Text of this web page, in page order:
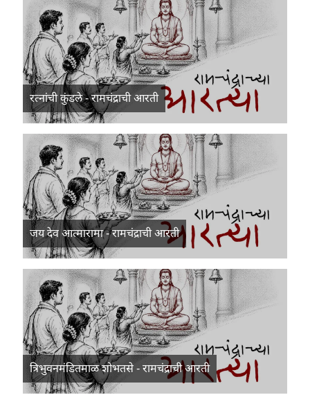
रत्नांची कुंडले - रामचंद्राची आरती
जय देव आत्मारामा - रामचंद्राची आरती
त्रिभुवनमंडितमाळ शोभतसे - रामचंद्राची आरती